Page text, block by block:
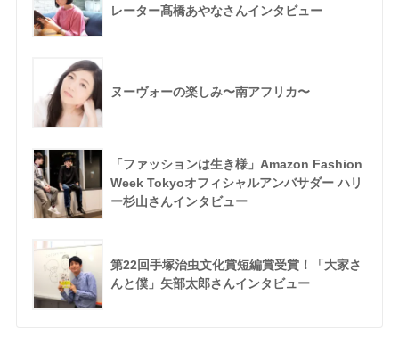
レーター髙橋あやなさんインタビュー
ヌーヴォーの楽しみ〜南アフリカ〜
「ファッションは生き様」Amazon Fashion
Week Tokyoオフィシャルアンバサダー ハリ
ー杉山さんインタビュー
第22回手塚治虫文化賞短編賞受賞！「大家さ
んと僕」矢部太郎さんインタビュー